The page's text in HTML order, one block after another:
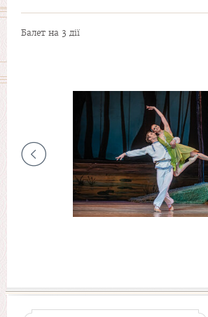
Балет на 3 дії